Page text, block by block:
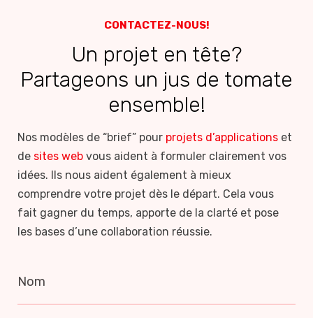
CONTACTEZ-NOUS!
Un projet en tête?
Partageons un jus de tomate
ensemble!
Nos modèles de “brief” pour projets d’applications et
de sites web vous aident à formuler clairement vos
idées. Ils nous aident également à mieux
comprendre votre projet dès le départ. Cela vous
fait gagner du temps, apporte de la clarté et pose
les bases d’une collaboration réussie.
Nom